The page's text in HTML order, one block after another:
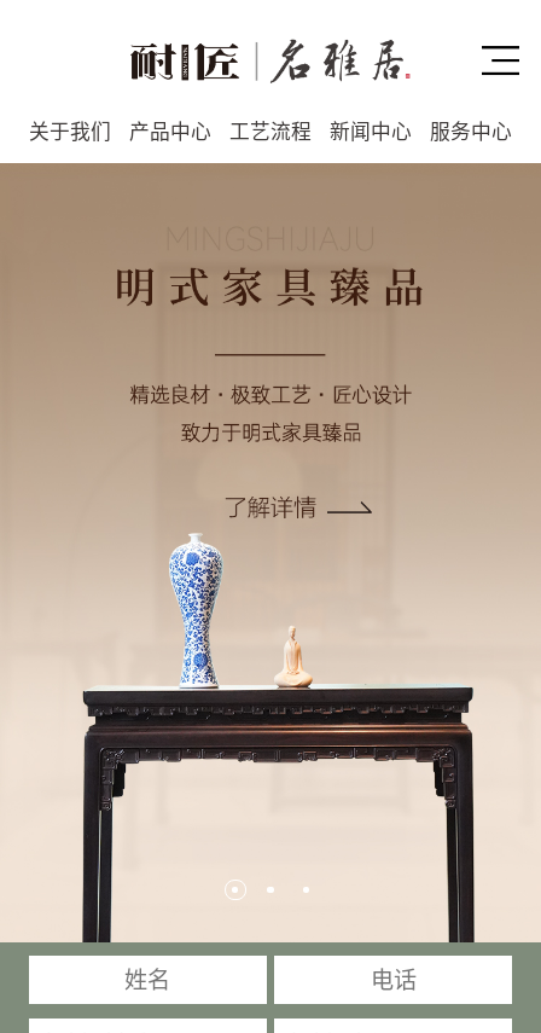
关于我们 产品中心 工艺流程 新闻中心 服务中心